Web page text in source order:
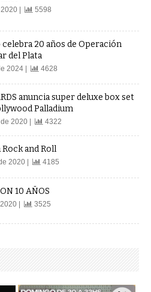
| 5598
celebra 20 años de Operación
del Plata
2024 | 4628
anuncia super deluxe box set
Palladium
2020 | 4322
and Roll
2020 | 4185
10 AÑOS
| 3525